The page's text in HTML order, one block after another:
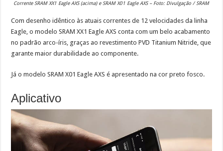
Corrente SRAM XX1 Eagle AXS (acima) e SRAM X01 Eagle AXS – Foto: Divulgação / SRAM
Com desenho idêntico às atuais correntes de 12 velocidades da linha
Eagle, o modelo SRAM XX1 Eagle AXS conta com um belo acabamento
no padrão arco-íris, graças ao revestimento PVD Titanium Nitride, que
garante maior durabilidade ao componente.
Já o modelo SRAM X01 Eagle AXS é apresentado na cor preto fosco.
Aplicativo